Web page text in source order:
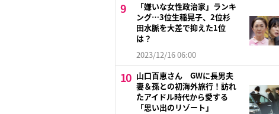
「嫌いな女性政治家」ランキ
ング…3位生稲晃子、2位杉
田水脈を大差で抑えた1位
は？
2023/12/16 06:00
山口百恵さん GWに長男夫
妻＆孫との初海外旅行！訪れ
たアイドル時代から愛する
「思い出のリゾート」